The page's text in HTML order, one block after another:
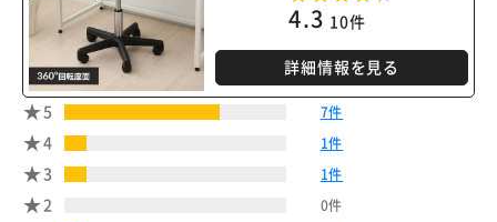
4.3 10件
詳細情報を見る
5 7件
4 1件
3 1件
2 0件